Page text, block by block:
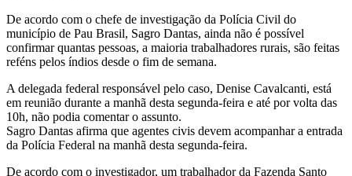
De acordo com o chefe de investigação da Polícia Civil do
município de Pau Brasil, Sagro Dantas, ainda não é possível
confirmar quantas pessoas, a maioria trabalhadores rurais, são feitas
reféns pelos índios desde o fim de semana.
A delegada federal responsável pelo caso, Denise Cavalcanti, está
em reunião durante a manhã desta segunda-feira e até por volta das
10h, não podia comentar o assunto.
Sagro Dantas afirma que agentes civis devem acompanhar a entrada
da Polícia Federal na manhã desta segunda-feira.
De acordo com o investigador, um trabalhador da Fazenda Santo